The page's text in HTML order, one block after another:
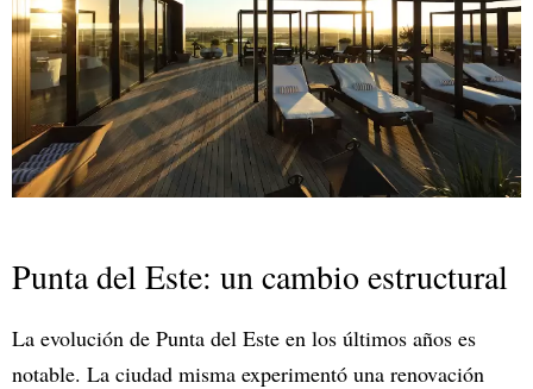
Punta del Este: un cambio estructural
La evolución de Punta del Este en los últimos años es
notable. La ciudad misma experimentó una renovación